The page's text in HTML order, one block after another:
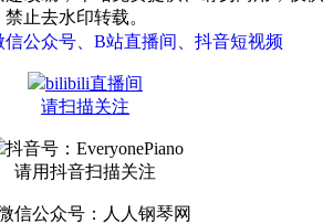
止去水印转载。
信公众号、B站直播间、抖音短视频
bilibili直播间
请扫描关注
抖音号：EveryonePiano
请用抖音扫描关注
信公众号：人人钢琴网